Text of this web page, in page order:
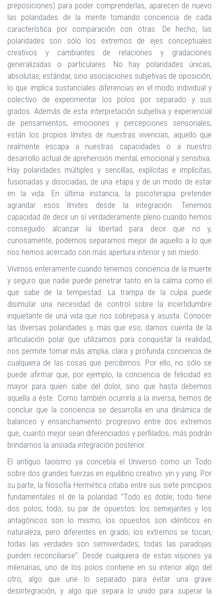
preposiciones) para poder comprenderlas, aparecen de nuevo
las polaridades de la mente tomando conciencia de cada
característica por comparación con otras. De hecho, las
polaridades son sólo los extremos de ejes conceptuales
creativos y cambiantes de relaciones y gradaciones
generalizadas o particulares. No hay polaridades únicas,
absolutas, estándar, sino asociaciones subjetivas de oposición,
lo que implica sustanciales diferencias en el modo individual y
colectivo de experimentar los polos por separado y sus
grados. Además de esta interpretación subjetiva y experiencial
de pensamientos, emociones y percepciones sensoriales,
están los propios límites de nuestras vivencias, aquello que
realmente escapa a nuestras capacidades o a nuestro
desarrollo actual de aprehensión mental, emocional y sensitiva.
Hay polaridades múltiples y sencillas, explícitas e implícitas,
fusionadas y disociadas, de una etapa y de un modo de estar
en la vida. En última instancia, la psicoterapia pretender
agrandar esos límites desde la integración. Tenemos
capacidad de decir un sí verdaderamente pleno cuando hemos
conseguido alcanzar la libertad para decir que no y,
curiosamente, podemos separarnos mejor de aquello a lo que
nos hemos acercado con más apertura interior y sin miedo.
Vivimos enteramente cuando tenemos conciencia de la muerte
y seguro que nadie puede penetrar tanto en la calma como el
que sabe de la tempestad. La trampa de la culpa puede
disimular una necesidad de control sobre la incertidumbre
inquietante de una vida que nos sobrepasa y asusta. Conocer
las diversas polaridades y, más que eso, darnos cuenta de la
articulación polar que utilizamos para conquistar la realidad,
nos permite tomar más amplia, clara y profunda conciencia de
cualquiera de las cosas que percibimos. Por ello, no sólo se
puede afirmar que, por ejemplo, la conciencia de felicidad es
mayor para quien sabe del dolor, sino que hasta debemos
aquella a éste. Como también ocurriría a la inversa, hemos de
concluir que la conciencia se desarrolla en una dinámica de
balanceo y ensanchamiento progresivo entre dos extremos
que, cuanto mejor sean diferenciados y perfilados, más podrán
brindarnos la ansiada integración posterior.
El antiguo taoísmo ya concebía el Universo como un Todo
sobre dos grandes fuerzas en equilibrio creativo: yin y yang. Por
su parte, la filosofía Hermética citaba entre sus siete principios
fundamentales el de la polaridad: “Todo es doble; todo tiene
dos polos; todo, su par de opuestos: los semejantes y los
antagónicos son lo mismo; los opuestos son idénticos en
naturaleza, pero diferentes en grado; los extremos se tocan;
todas las verdades son semiverdades; todas las paradojas
pueden reconciliarse”. Desde cualquiera de estas visiones ya
milenarias, uno de los polos contiene en su interior algo del
otro, algo que une lo separado para evitar una grave
desintegración, y algo que separa lo unido para superar la